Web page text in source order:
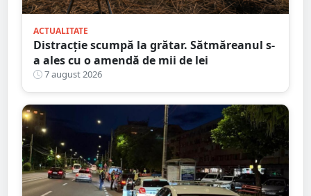
ACTUALITATE
Distracție scumpă la grătar. Sătmăreanul s-
a ales cu o amendă de mii de lei
7 august 2026